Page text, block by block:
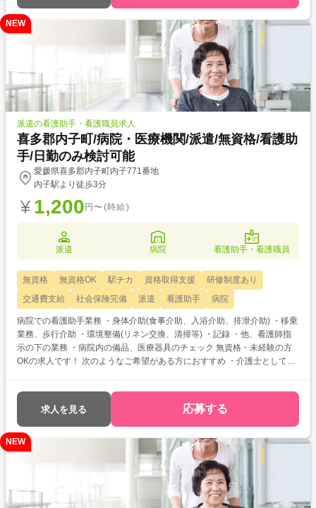
NEW
派遣の看護助手・看護職員求人
喜多郡内子町/病院・医療機関/派遣/無資格/看護助
手/日勤のみ検討可能
愛媛県喜多郡内子町内子771番地
内子駅より徒歩3分
1,200 円〜(時給)
派遣 病院 看護助手・看護職員
無資格 無資格OK 駅チカ 資格取得支援
研修制度あり
交通費支給
社会保険完備 派遣 看護助手 病院
病院での看護助手業務 ・身体介助(食事介助、入浴介助、排泄介助) ・移乗
業務、歩行介助 ・環境整備(リネン交換、清掃等) ・記録 ・他、看護師指
示の下の業務 ・病院内の備品、医療器具のチェック 無資格・未経験の方
OKの求人です！ 次のようなご希望がある方におすすめ ・介護士として働
求人を見る 応募する
NEW